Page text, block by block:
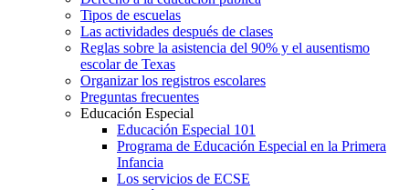
Tipos de escuelas
Las actividades después de clases
Reglas sobre la asistencia del 90% y el ausentismo
escolar de Texas
Organizar los registros escolares
Preguntas frecuentes
Educación Especial
Educación Especial 101
Programa de Educación Especial en la Primera
Infancia
Los servicios de ECSE